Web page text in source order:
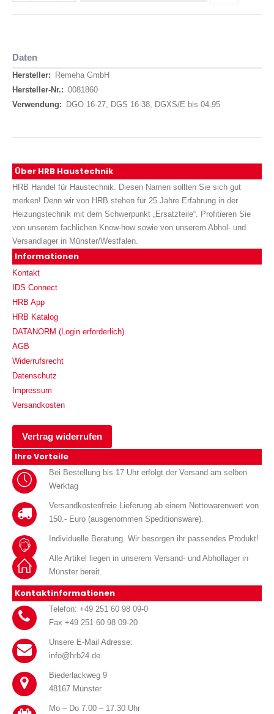
Daten
Daten
Remeha GmbH
0081860
DGO 16-27, DGS 16-38, DGXS/E bis 04.95
Über HRB Haustechnik
HRB Handel für Haustechnik. Diesen Namen sollten Sie sich gut
merken! Denn wir von HRB stehen für 25 Jahre Erfahrung in der
Heizungstechnik mit dem Schwerpunkt „Ersatzteile“. Profitieren Sie
von unserem fachlichen Know-how sowie von unserem Abhol- und
Versandlager in Münster/Westfalen.
Informationen
Kontakt
IDS Connect
HRB App
HRB Katalog
DATANORM (Login erforderlich)
AGB
Widerrufsrecht
Datenschutz
Impressum
Versandkosten
Vertrag widerrufen
Ihre Vorteile
Bei Bestellung bis 17 Uhr erfolgt der Versand am selben
Werktag
Versandkostenfreie Lieferung ab einem Nettowarenwert von
150.- Euro (ausgenommen Speditionsware).
Individuelle Beratung. Wir besorgen ihr passendes Produkt!
Alle Artikel liegen in unserem Versand- und Abhollager in
Münster bereit.
Kontaktinformationen
Telefon: +49 251 60 98 09-0
Fax +49 251 60 98 09-20
Unsere E-Mail Adresse:
info@hrb24.de
Biederlackweg 9
48167 Münster
Mo – Do 7.00 – 17.30 Uhr